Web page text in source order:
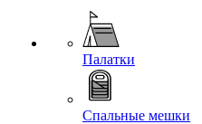
Палатки
Спальные мешки